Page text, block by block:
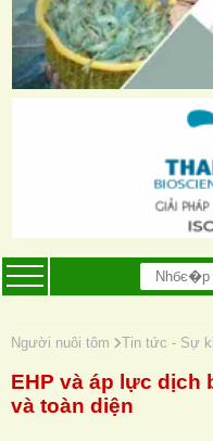
Người nuôi tôm Tin tức - Sự
EHP và áp lực dịch
và toàn diện